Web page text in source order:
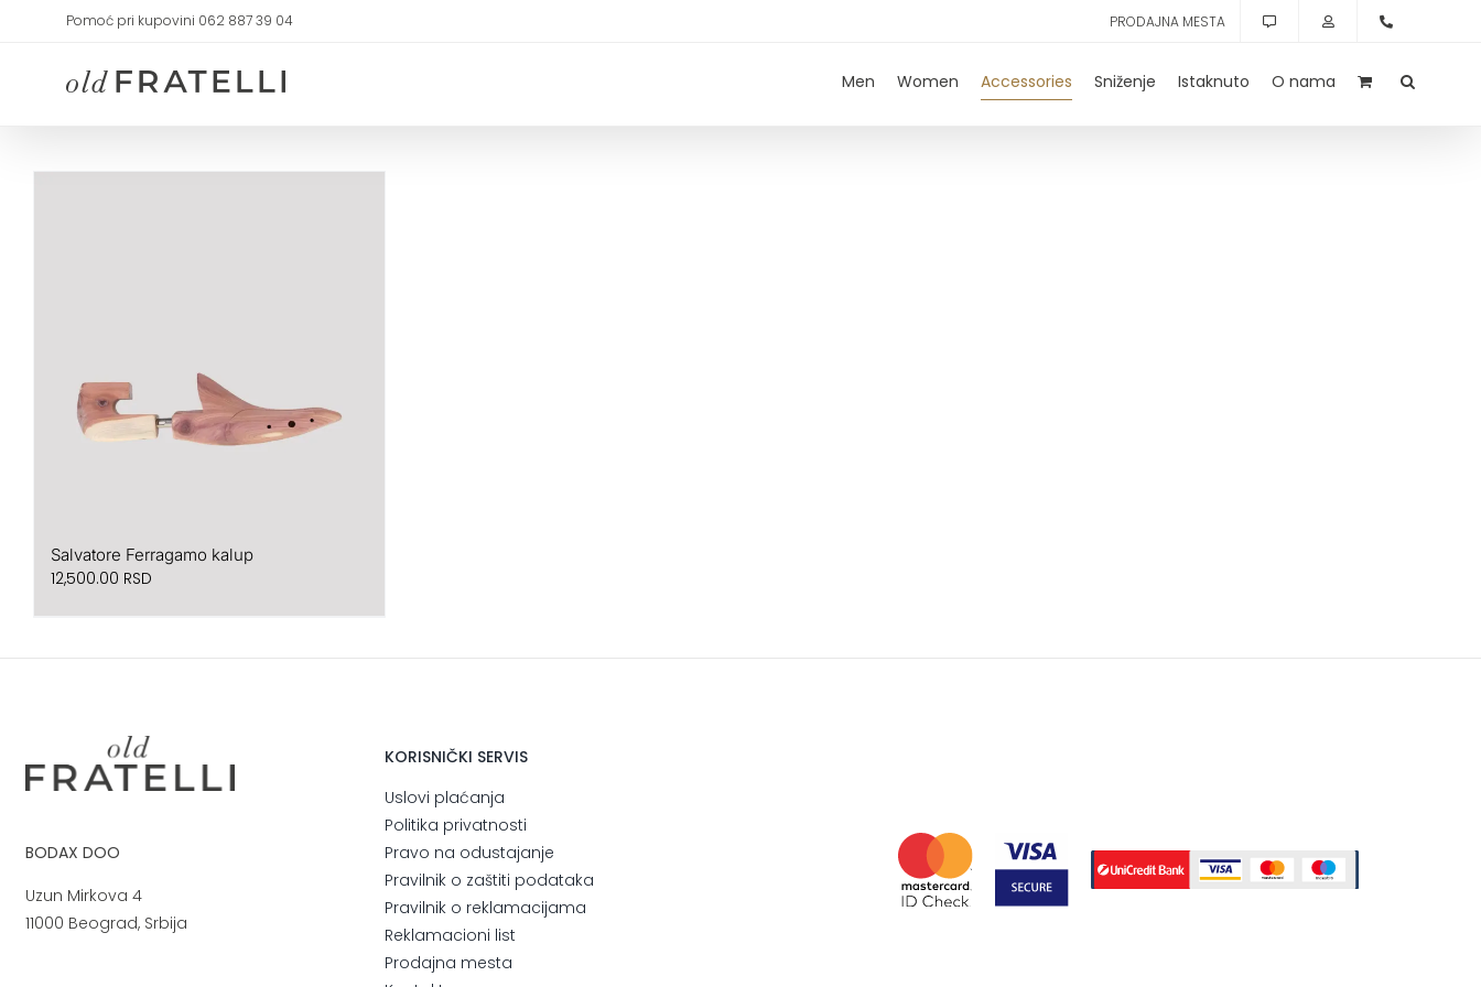
Pomoć pri kupovini 062 887 39 04 PRODAJNA MESTA
Men Women Accessories Sniženje Istaknuto O nama
Salvatore Ferragamo kalup
12,500.00 RSD
BODAX DOO
Uzun Mirkova 4
11000 Beograd, Srbija
KORISNIČKI SERVIS
Uslovi plaćanja
Politika privatnosti
Pravo na odustajanje
Pravilnik o zaštiti podataka
Pravilnik o reklamacijama
Reklamacioni list
Prodajna mesta